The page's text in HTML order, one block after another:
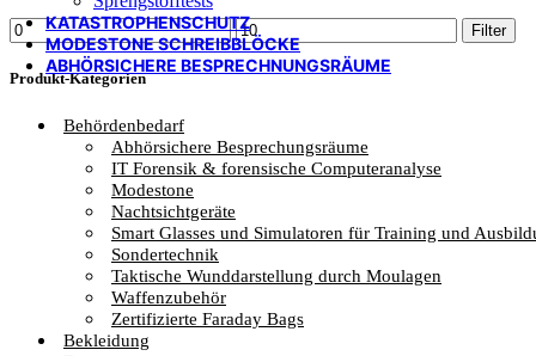
KATASTROPHENSCHUTZ
MODESTONE SCHREIBBLÖCKE
ABHÖRSICHERE BESPRECHNUNGSRÄUME
Min.
Preis
Max.
Preis
Filter
Produkt-Kategorien
Behördenbedarf
Abhörsichere Besprechungsräume
IT Forensik & forensische Computeranalyse
Modestone
Nachtsichtgeräte
Smart Glasses und Simulatoren für Training und
Sondertechnik
Taktische Wunddarstellung durch Moulagen
Waffenzubehör
Zertifizierte Faraday Bags
Bekleidung